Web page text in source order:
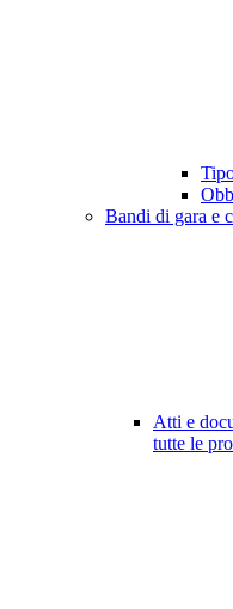
Bandi di gara e
Atti e
tutte le